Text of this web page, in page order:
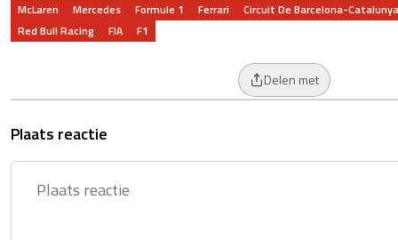
McLaren Mercedes Formule 1 Ferrari
Circuit De Barcelona-Catalunya
Red Bull Racing
FIA F1
Delen met
Plaats reactie